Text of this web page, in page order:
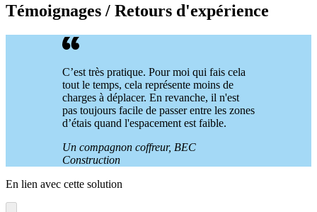
Témoignages / Retours d'expérience
C’est très pratique. Pour moi qui fais cela
tout le temps, cela représente moins de
charges à déplacer. En revanche, il n'est
pas toujours facile de passer entre les zones
d’étais quand l'espacement est faible.
Un compagnon coffreur, BEC
Construction
En lien avec cette solution